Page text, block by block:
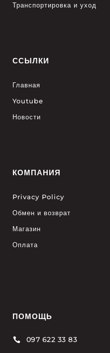
Транспортировка и уход
ССЫЛКИ
Главная
Youtube
Новости
КОМПАНИЯ
Privacy Policy
Обмен и возврат
Магазин
Оплата
ПОМОЩЬ
 097 622 33 83